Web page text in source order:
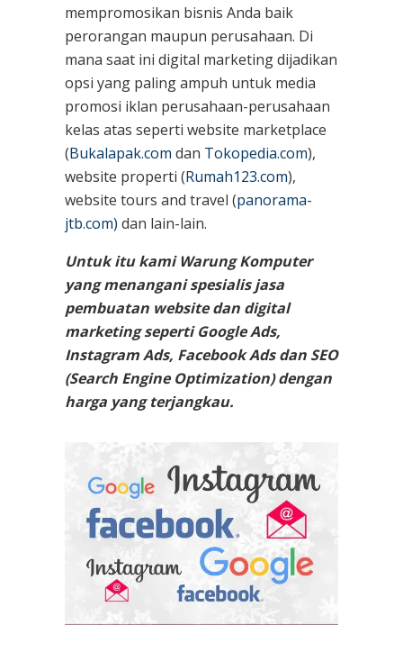
mempromosikan bisnis Anda baik
perorangan maupun perusahaan. Di
mana saat ini digital marketing dijadikan
opsi yang paling ampuh untuk media
promosi iklan perusahaan-perusahaan
kelas atas seperti website marketplace
(Bukalapak.com dan Tokopedia.com),
website properti (Rumah123.com),
website tours and travel (panorama-
jtb.com) dan lain-lain.
Untuk itu kami Warung Komputer
yang menangani spesialis jasa
pembuatan website dan digital
marketing seperti Google Ads,
Instagram Ads, Facebook Ads dan SEO
(Search Engine Optimization) dengan
harga yang terjangkau.